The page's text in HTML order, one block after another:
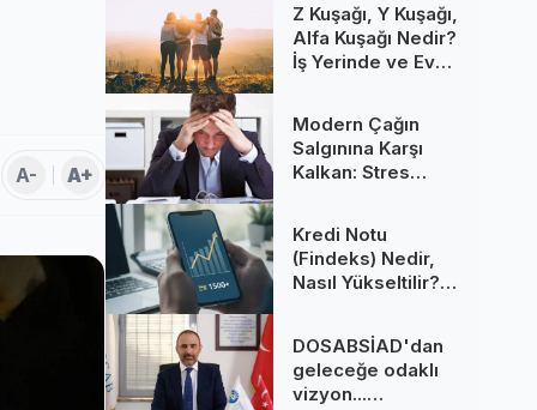
A- A+
Gündemde!
Z Kuşağı, Y Kuşağı,
Alfa Kuşağı Nedir?
İş Yerinde ve Evde
Modern Çağın
Salgınına Karşı
Kalkan: Stres
Zihinsel Esenliğin
Anahtarı
Kredi Notu
(Findeks) Nedir,
Nasıl Yükseltilir?
Sakladığı
Puanlama Sistemi
DOSABSİAD'dan
geleceğe odaklı
vizyon...